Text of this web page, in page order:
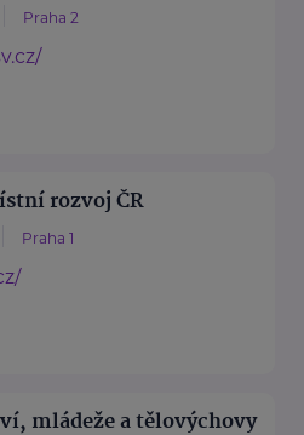
Praha 2
rozvoj ČR
Praha 1
mládeže a tělovýchovy